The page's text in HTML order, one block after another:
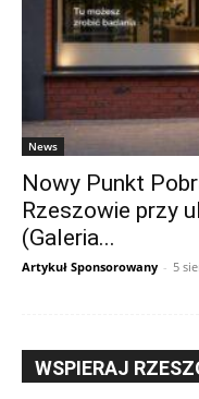
News
Nowy Punkt
Rzeszowie przy
(Galeria...
Artykuł Sponsorowany - 5
WSPIERAJ